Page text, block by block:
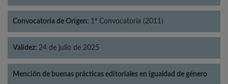
Convocatoria de Origen: 1ª Convocatoria (2011)
Validez: 24 de julio de 2025
Mención de buenas prácticas editoriales en igualdad de género